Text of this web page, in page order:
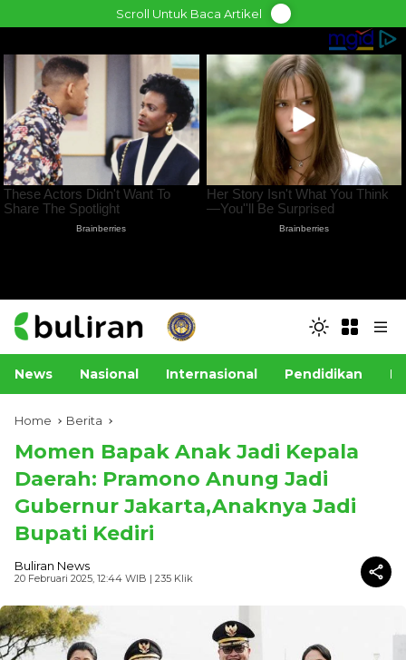
to
Scroll Untuk Baca Artikel
News Nasional Internasional Pendidikan
Home Berita
Momen Bapak Anak Jadi Kepala
Daerah: Pramono Anung Jadi
Gubernur Jakarta,Anaknya Jadi
Bupati Kediri
Buliran News
20 Februari 2025, 12:44 WIB | 235 Klik